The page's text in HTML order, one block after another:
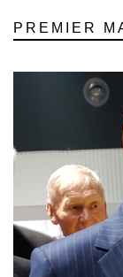
PREMIER